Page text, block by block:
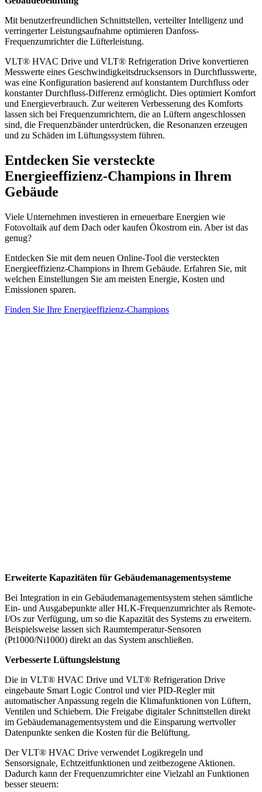
Mit benutzerfreundlichen Schnittstellen, verteilter Intelligenz und
verringerter Leistungsaufnahme optimieren Danfoss-
Frequenzumrichter die Lüfterleistung.
VLT® HVAC Drive und VLT® Refrigeration Drive konvertieren
Messwerte eines Geschwindigkeitsdrucksensors in Durchflusswerte,
was eine Konfiguration basierend auf konstantem Durchfluss oder
konstanter Durchfluss-Differenz ermöglicht. Dies optimiert Komfort
und Energieverbrauch. Zur weiteren Verbesserung des Komforts
lassen sich bei Frequenzumrichtern, die an Lüftern angeschlossen
sind, die Frequenzbänder unterdrücken, die Resonanzen erzeugen
und zu Schäden im Lüftungssystem führen.
Entdecken Sie versteckte
Energieeffizienz-Champions in Ihrem
Gebäude
Viele Unternehmen investieren in erneuerbare Energien wie
Fotovoltaik auf dem Dach oder kaufen Ökostrom ein. Aber ist das
genug?
Entdecken Sie mit dem neuen Online-Tool die versteckten
Energieeffizienz-Champions in Ihrem Gebäude. Erfahren Sie, mit
welchen Einstellungen Sie am meisten Energie, Kosten und
Emissionen sparen.
Finden Sie Ihre Energieeffizienz-Champions
Erweiterte Kapazitäten für Gebäudemanagementsysteme
Bei Integration in ein Gebäudemanagementsystem stehen sämtliche
Ein- und Ausgabepunkte aller HLK-Frequenzumrichter als Remote-
I/Os zur Verfügung, um so die Kapazität des Systems zu erweitern.
Beispielsweise lassen sich Raumtemperatur-Sensoren
(Pt1000/Ni1000) direkt an das System anschließen.
Verbesserte Lüftungsleistung
Die in VLT® HVAC Drive und VLT® Refrigeration Drive
eingebaute Smart Logic Control und vier PID-Regler mit
automatischer Anpassung regeln die Klimafunktionen von Lüftern,
Ventilen und Schiebern. Die Freigabe digitaler Schnittstellen direkt
im Gebäudemanagementsystem und die Einsparung wertvoller
Datenpunkte senken die Kosten für die Belüftung.
Der VLT® HVAC Drive verwendet Logikregeln und
Sensorsignale, Echtzeitfunktionen und zeitbezogene Aktionen.
Dadurch kann der Frequenzumrichter eine Vielzahl an Funktionen
besser steuern: